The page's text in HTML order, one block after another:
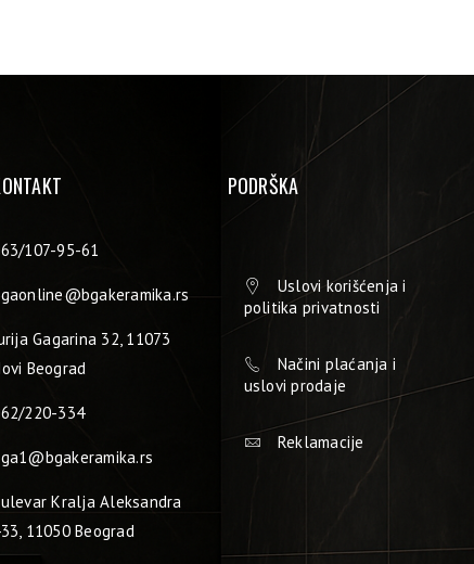
107-95-61
Gagarina 32, 11073
Beograd
220-334
Kralja Aleksandra
11050 Beograd
PODRŠKA
Uslovi korišćenja i
politika privatnosti
Načini plaćanja i
uslovi prodaje
Reklamacije